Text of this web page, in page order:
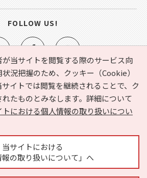
当サイトを閲覧する際のサービス向
況把握のため、クッキー（Cookie）
イトでは閲覧を継続されることで、ク
たものとみなします。詳細について
トにおける個人情報の取り扱いについ
当サイトにおける
報の取り扱いについて」へ
）とは？ お気に入り
ヘルプ
報の取り扱いについて
運営会社
広告掲載に関するお問い合わせ
FOLLOW US!